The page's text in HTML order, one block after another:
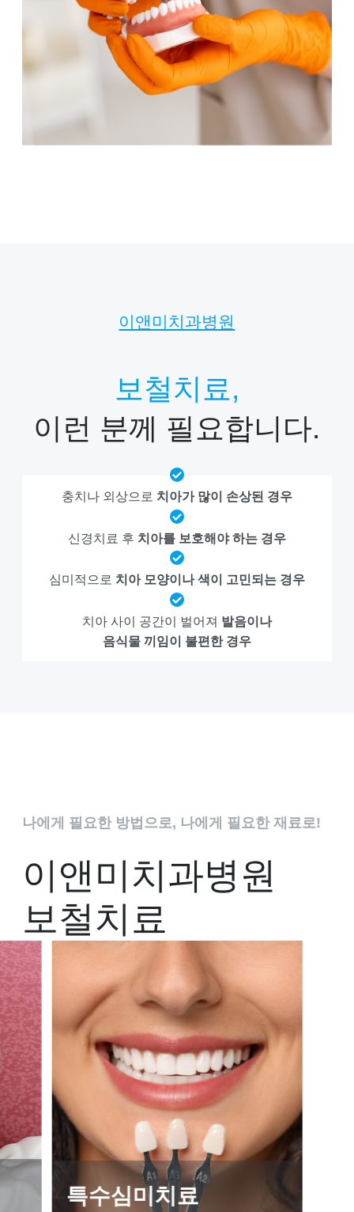
이앤미치과병원
보철치료,
이런 분께 필요합니다.
충치나 외상으로 치아가 많이 손상된 경우
신경치료 후 치아를 보호해야 하는 경우
심미적으로 치아 모양이나 색이 고민되는 경우
치아 사이 공간이 벌어져 발음이나
음식물 끼임이 불편한 경우
나에게 필요한 방법으로, 나에게 필요한 재료로!
이앤미치과병원
보철치료
특수심미치료